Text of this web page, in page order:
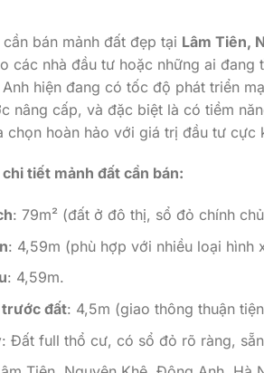
cần bán mảnh đất đẹp tại Lâm Tiên,
các nhà đầu tư hoặc những ai
hiện đang có tốc độ phát triển
nâng cấp, và đặc biệt là có tiềm
chọn hoàn hảo với giá trị đầu tư cực
tiết mảnh đất cần bán:
: 79m² (đất ở đô thị, sổ đỏ chính
: 4,59m (phù hợp với nhiều loại hình
: 4,59m.
đất: 4,5m (giao thông thuận
: Đất full thổ cư, có sổ đỏ rõ ràng,